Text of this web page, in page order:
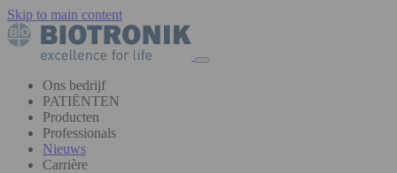
Skip to main content
Ons bedrijf
PATIËNTEN
Producten
Professionals
Nieuws
Carrière